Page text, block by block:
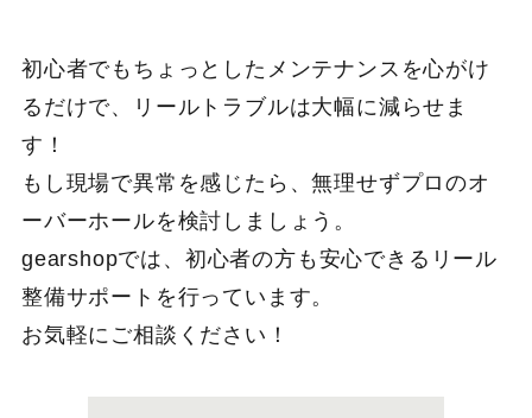
初心者でもちょっとしたメンテナンスを心がけ
るだけで、リールトラブルは大幅に減らせま
す！
もし現場で異常を感じたら、無理せずプロのオ
ーバーホールを検討しましょう。
gearshopでは、初心者の方も安心できるリール
整備サポートを行っています。
お気軽にご相談ください！